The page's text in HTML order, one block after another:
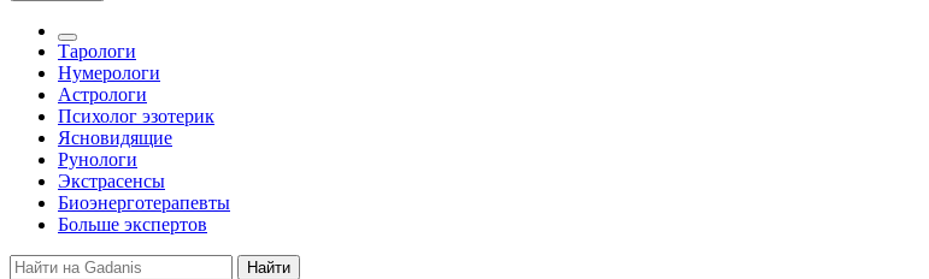
Тарологи
Нумерологи
Астрологи
Психолог эзотерик
Ясновидящие
Рунологи
Экстрасенсы
Биоэнерготерапевты
Больше экспертов